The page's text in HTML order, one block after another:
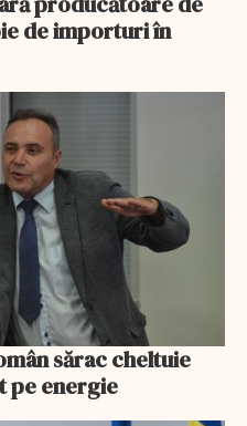
de importuri în
sărac cheltuie
pe energie